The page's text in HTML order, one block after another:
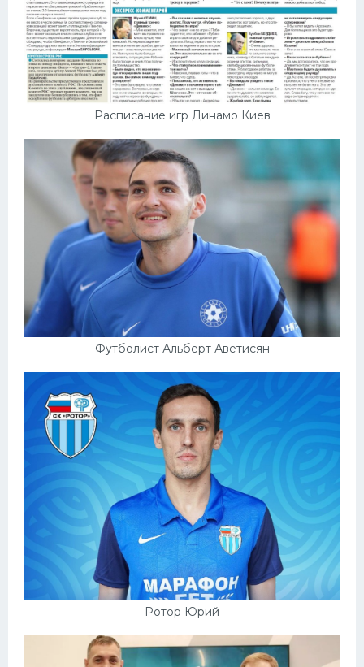
Расписание игр Динамо Киев
Футболист Альберт Аветисян
Ротор Юрий